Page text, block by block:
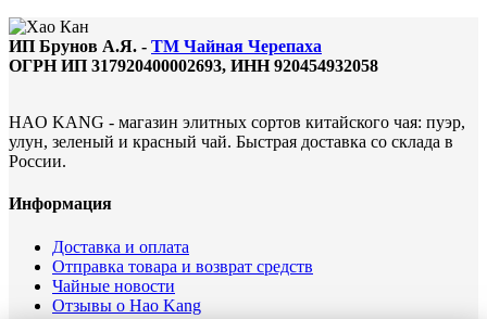
ИП Брунов А.Я. - ТМ Чайная Черепаха
ОГРН ИП 317920400002693, ИНН 920454932058
HAO KANG - магазин элитных сортов китайского чая: пуэр,
улун, зеленый и красный чай. Быстрая доставка со склада в
России.
Информация
Доставка и оплата
Отправка товара и возврат средств
Чайные новости
Отзывы о Hao Kang